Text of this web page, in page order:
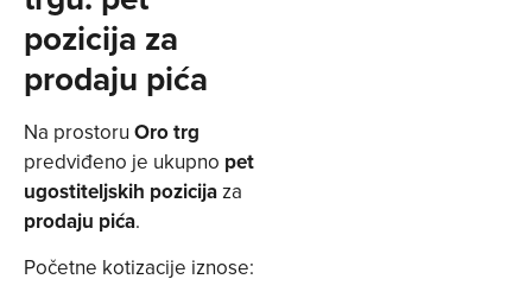
pozicija za
prodaju pića
Na prostoru Oro trg
predviđeno je ukupno pet
ugostiteljskih pozicijaza
prodaju pića.
Početne kotizacije iznose: